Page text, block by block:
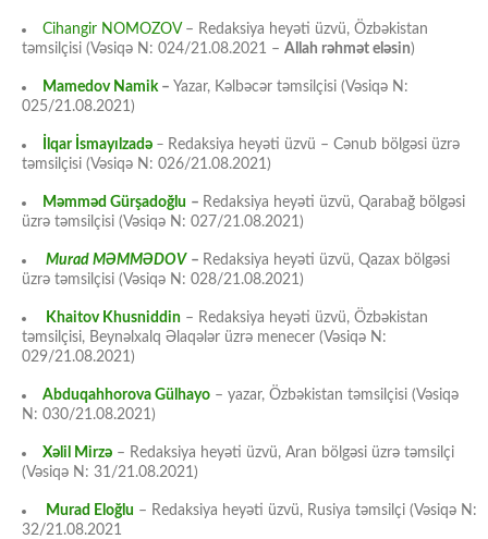
Cihangir NOMOZOV– Redaksiya heyəti üzvü, Özbəkistan
təmsilçisi (Vəsiqə N: 024/21.08.2021 – Allah rəhmət eləsin)
Mamedov Namik– Yazar, Kəlbəcər təmsilçisi (Vəsiqə N:
025/21.08.2021)
İlqar İsmayılzadə – Redaksiya heyəti üzvü – Cənub bölgəsi üzrə
təmsilçisi (Vəsiqə N: 026/21.08.2021)
Məmməd Gürşadoğlu – Redaksiya heyəti üzvü, Qarabağ bölgəsi
üzrə təmsilçisi (Vəsiqə N: 027/21.08.2021)
Murad MƏMMƏDOV – Redaksiya heyəti üzvü, Qazax bölgəsi
üzrə təmsilçisi (Vəsiqə N: 028/21.08.2021)
Khaitov Khusniddin – Redaksiya heyəti üzvü, Özbəkistan
təmsilçisi, Beynəlxalq Əlaqələr üzrə menecer (Vəsiqə N:
029/21.08.2021)
Abduqahhorova Gülhayo – yazar, Özbəkistan təmsilçisi (Vəsiqə
N: 030/21.08.2021)
Xəlil Mirzə – Redaksiya heyəti üzvü, Aran bölgəsi üzrə təmsilçi
(Vəsiqə N: 31/21.08.2021)
Murad Eloğlu – Redaksiya heyəti üzvü, Rusiya təmsilçi (Vəsiqə N:
32/21.08.2021